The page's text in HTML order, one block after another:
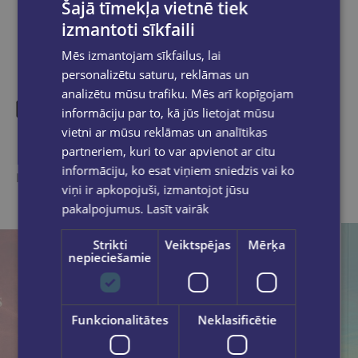
Līdzīgas preces
Ieskaties, varbūt noder
Šajā tīmekļa vietnē tiek
izmantoti sīkfaili
Mēs izmantojam sīkfailus, lai
personalizētu saturu, reklāmas un
analizētu mūsu trafiku. Mēs arī kopīgojam
informāciju par to, kā jūs lietojat mūsu
vietni ar mūsu reklāmas un analītikas
partneriem, kuri to var apvienot ar citu
informāciju, ko esat viņiem sniedzis vai ko
viņi ir apkopojuši, izmantojot jūsu
pakalpojumus. Lasīt vairāk
Strikti
nepieciešamie
Veiktspējas Mērķa
Funkcionalitātes Neklasificētie